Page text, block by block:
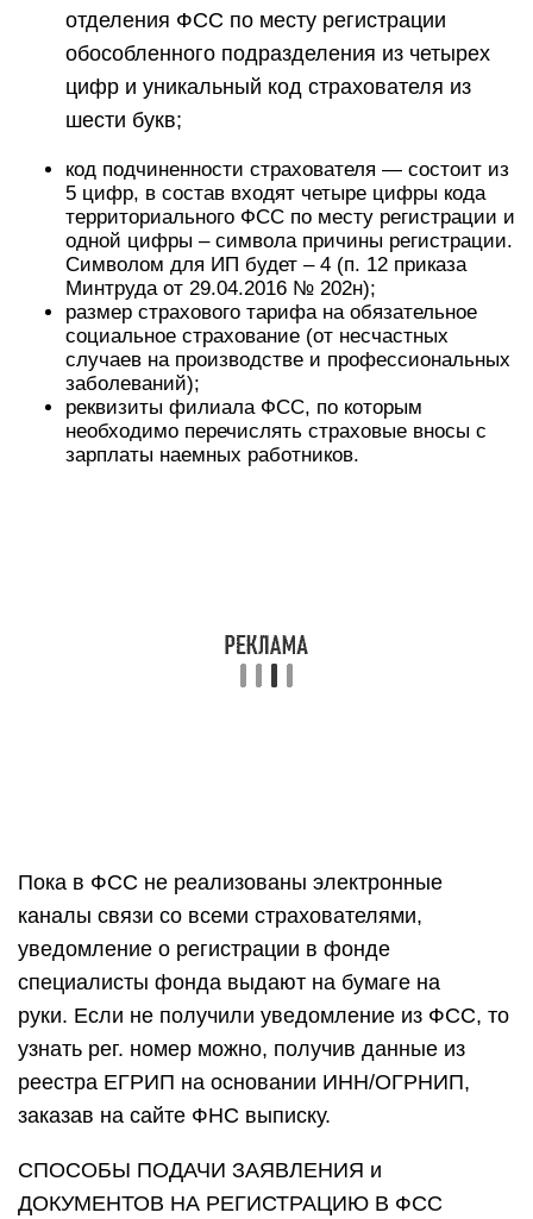
отделения ФСС по месту регистрации
обособленного подразделения из четырех
цифр и уникальный код страхователя из
шести букв;
код подчиненности страхователя — состоит из
5 цифр, в состав входят четыре цифры кода
территориального ФСС по месту регистрации и
одной цифры – символа причины регистрации.
Символом для ИП будет – 4 (п. 12 приказа
Минтруда от 29.04.2016 № 202н);
размер страхового тарифа на обязательное
социальное страхование (от несчастных
случаев на производстве и профессиональных
заболеваний);
реквизиты филиала ФСС, по которым
необходимо перечислять страховые вносы с
зарплаты наемных работников.
Пока в ФСС не реализованы электронные
каналы связи со всеми страхователями,
уведомление о регистрации в фонде
специалисты фонда выдают на бумаге на
руки. Если не получили уведомление из ФСС, то
узнать рег. номер можно, получив данные из
реестра ЕГРИП на основании ИНН/ОГРНИП,
заказав на сайте ФНС выписку.
СПОСОБЫ ПОДАЧИ ЗАЯВЛЕНИЯ и
ДОКУМЕНТОВ НА РЕГИСТРАЦИЮ В ФСС